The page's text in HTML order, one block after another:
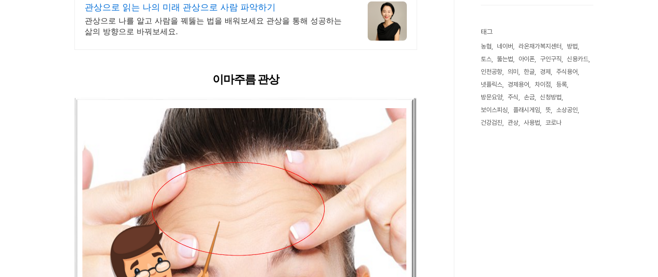
관상으로 읽는 나의 미래 관상으로 사람 파악하기
관상으로 나를 알고 사람을 꿰뚫는 법을 배워보세요 관상을 통해 성공하는
삶의 방향으로 바꿔보세요.
이마주름 관상
태그
농협 네이버 라온재가복지센터
방법
토스
뚫는법 아이폰 구인구직
신용카드
인천공항
의미 한글 경제
주식용어
넷플릭스
경제용어 차이점
등록
방문요양
주식 손금
신청방법
보이스피싱
플래시게임 뜻
소상공인
건강검진
관상 사용법 코로나